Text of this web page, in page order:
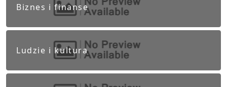
Biznes i finanse
Ludzie i kultura